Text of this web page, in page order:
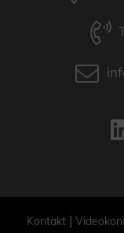
Kontakt |